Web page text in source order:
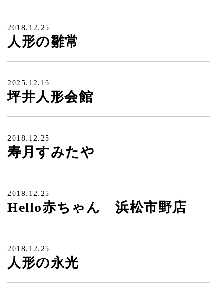
2018.12.25
人形の雛常
2025.12.16
坪井人形会館
2018.12.25
寿月すみたや
2018.12.25
Hello赤ちゃん 浜松市野店
2018.12.25
人形の永光